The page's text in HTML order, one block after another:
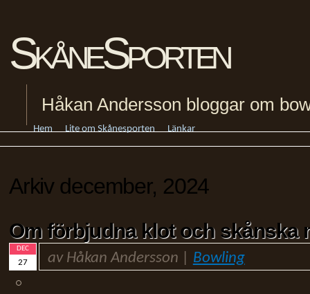
SkåneSporten
Håkan Andersson bloggar om
Hem Lite om Skånesporten Länkar
Arkiv december, 2024
Om förbjudna klot och
DEC
27 av Håkan Andersson | Bowling